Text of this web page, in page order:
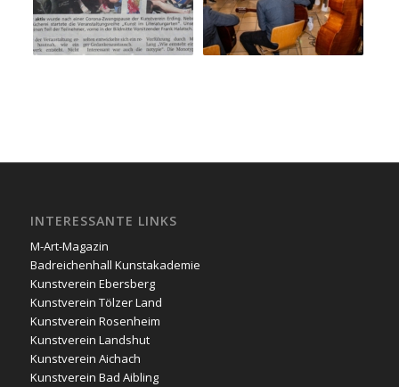
INTERESSANTE LINKS
M-Art-Magazin
Badreichenhall Kunstakademie
Kunstverein Ebersberg
Kunstverein Tölzer Land
Kunstverein Rosenheim
Kunstverein Landshut
Kunstverein Aichach
Kunstverein Bad Aibling